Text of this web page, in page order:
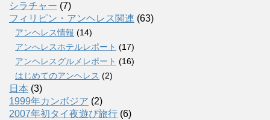
シラチャー (7)
フィリピン・アンヘレス関連 (63)
アンヘレス情報 (14)
アンへレスホテルレポート (17)
アンヘレスグルメレポート (16)
はじめてのアンヘレス (2)
日本 (3)
1999年カンボジア (2)
2007年初タイ夜遊び旅行 (6)